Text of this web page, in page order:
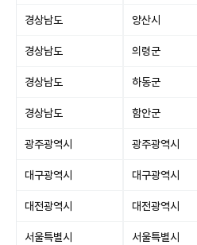
경상남도 양산시
경상남도 의령군
경상남도 하동군
경상남도 함안군
광주광역시 광주광역시
대구광역시 대구광역시
대전광역시 대전광역시
서울특별시 서울특별시